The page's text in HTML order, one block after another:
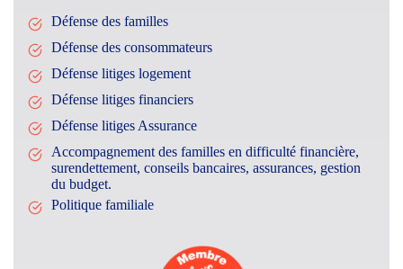
Défense des familles
Défense des consommateurs
Défense litiges logement
Défense litiges financiers
Défense litiges Assurance
Accompagnement des familles en difficulté financière,
surendettement, conseils bancaires, assurances, gestion
du budget.
Politique familiale